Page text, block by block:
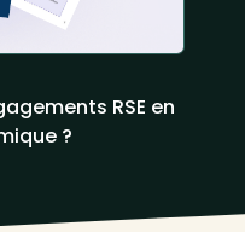
RSE en
?